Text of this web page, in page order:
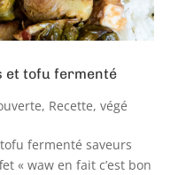
et tofu fermenté
, Recette, végé
fermenté saveurs
« waw en fait c’est bon